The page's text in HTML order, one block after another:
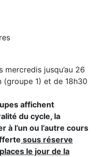
mercredis jusqu’au 26
(groupe 1) et de 18h30
affichent
du cycle, la
à l’un ou l’autre cours
sous réserve
le jour de la